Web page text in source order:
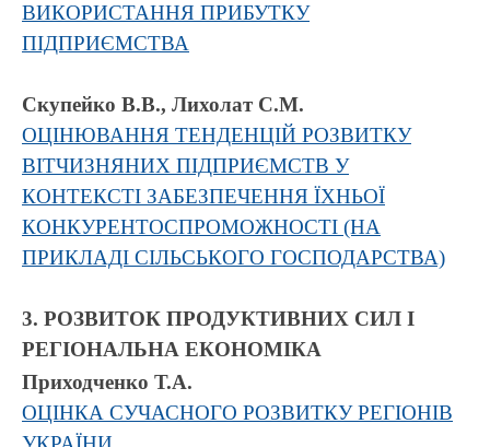
ВИКОРИСТАННЯ ПРИБУТКУ
ПІДПРИЄМСТВА
Скупейко В.В., Лихолат С.М.
ОЦІНЮВАННЯ ТЕНДЕНЦІЙ РОЗВИТКУ
ВІТЧИЗНЯНИХ ПІДПРИЄМСТВ У
КОНТЕКСТІ ЗАБЕЗПЕЧЕННЯ ЇХНЬОЇ
КОНКУРЕНТОСПРОМОЖНОСТІ (НА
ПРИКЛАДІ СІЛЬСЬКОГО ГОСПОДАРСТВА)
3. РОЗВИТОК ПРОДУКТИВНИХ СИЛ І
РЕГІОНАЛЬНА ЕКОНОМІКА
Приходченко Т.А.
ОЦІНКА СУЧАСНОГО РОЗВИТКУ РЕГІОНІВ